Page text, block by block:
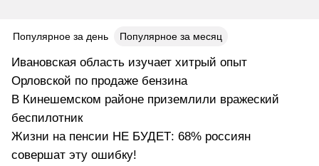
Популярное за день Популярное за месяц
Ивановская область изучает хитрый опыт
Орловской по продаже бензина
В Кинешемском районе приземлили вражеский
беспилотник
Жизни на пенсии НЕ БУДЕТ: 68% россиян
совершат эту ошибку!